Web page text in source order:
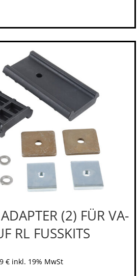
(2) FÜR VA-
RL FUSSKITS
€ inkl. 19% MwSt